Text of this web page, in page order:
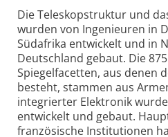
Die Teleskopstruktur und
wurden von Ingenieuren in
Südafrika entwickelt und in
Deutschland gebaut. Die
Spiegelfacetten, aus denen
besteht, stammen aus
integrierter Elektronik
entwickelt und gebaut.
französische Institutionen